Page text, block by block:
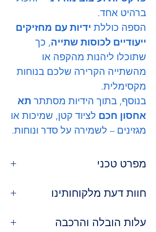
ברהיט אחד.
הספה כוללת ידיות עם מחזיקים
ייעודיים לכוסות שתייה, כך
שתוכלו ליהנות מהקפה או
מהשתייה הקרירה שלכם בנוחות
מקסימלית.
בנוסף, בתוך הידיות מסתתר תא
אחסון חכם לציוד קטן, שמיכות או
מגזינים – לשמירה על סדר ונוחות.
מפרט טכני
פתרון אידיאלי לחדרי אירוח או לאירוח
הדגם מגיעבמבחר צבעים
שיתאימו
חוות דעת מלקוחותינו
"פשוט מושלמת! גם ספה נוחה ביום-יום
עלות הובלה והרכבה